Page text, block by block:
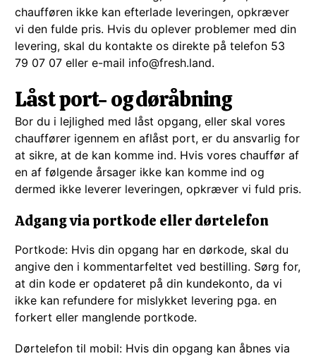
chaufføren ikke kan efterlade leveringen, opkræver
vi den fulde pris. Hvis du oplever problemer med din
levering, skal du kontakte os direkte på telefon 53
79 07 07 eller e-mail info@fresh.land.
Låst port- og døråbning
Bor du i lejlighed med låst opgang, eller skal vores
chauffører igennem en aflåst port, er du ansvarlig for
at sikre, at de kan komme ind. Hvis vores chauffør af
en af ​​følgende årsager ikke kan komme ind og
dermed ikke leverer leveringen, opkræver vi fuld pris.
Adgang via portkode eller dørtelefon
Portkode: Hvis din opgang har en dørkode, skal du
angive den i kommentarfeltet ved bestilling. Sørg for,
at din kode er opdateret på din kundekonto, da vi
ikke kan refundere for mislykket levering pga. en
forkert eller manglende portkode.
Dørtelefon til mobil: Hvis din opgang kan åbnes via